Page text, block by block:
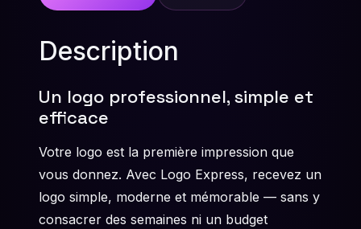
Description
Un logo professionnel, simple et
efficace
Votre logo est la première impression que
vous donnez. Avec Logo Express, recevez un
logo simple, moderne et mémorable — sans y
consacrer des semaines ni un budget